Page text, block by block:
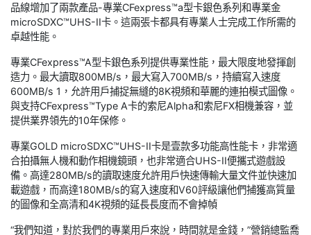
品線增加了兩款產品-專業CFexpress™a型卡銀色系列和專業金
microSDXC™UHS-II卡。這兩張卡都具有專業人士完成工作所需的
卓越性能。
專業CFexpress™A型卡銀色系列提供專業性能，最大限度地發揮創
造力。最大讀取800MB/s，最大寫入700MB/s，持續寫入速度
600MB/s 1，允許用戶捕捉無縫的8K視頻和華麗的連拍模式圖像。
與支持CFexpress™Type A卡的索尼Alpha和索尼FX相機兼容，並
提供業界領先的10年保修。
專業GOLD microSDXC™UHS-II卡是壹款多功能高性能卡，非常適
合拍攝無人機和動作相機鏡頭，也非常適合UHS-II便攜式遊戲設
備。高達280MB/s的讀取速度允許用戶快速傳輸大量文件並快速加
載遊戲，而高達180MB/s的寫入速度和V60評級讓他們捕獲高質量
的圖像和全高清和4K視頻的延長長度而不會掉幀
“我們知道，對於我們的專業用戶來說，時間就是金錢，”營銷總監喬